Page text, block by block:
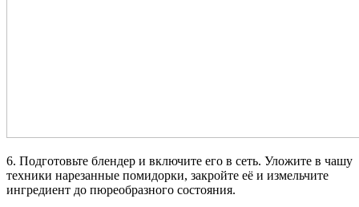
6. Подготовьте блендер и включите его в сеть. Уложите в чашу
техники нарезанные помидорки, закройте её и измельчите
ингредиент до пюреобразного состояния.